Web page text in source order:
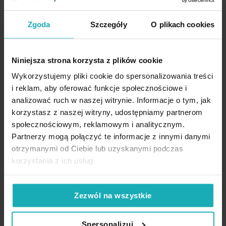
Zgoda Szczegóły O plikach cookies
Niniejsza strona korzysta z plików cookie
Wykorzystujemy pliki cookie do spersonalizowania treści
i reklam, aby oferować funkcje społecznościowe i
analizować ruch w naszej witrynie. Informacje o tym, jak
korzystasz z naszej witryny, udostępniamy partnerom
społecznościowym, reklamowym i analitycznym.
Partnerzy mogą połączyć te informacje z innymi danymi
otrzymanymi od Ciebie lub uzyskanymi podczas
korzystania z ich usług.
Zezwól na wszystkie
Spersonalizuj
Skład:
glinka ceramiczna
Kolekcja:Alisma Limited Collection
do listy życzeń
Collection Eurofirany
18,50 zł
Najniższa cena z 30 dni przed
obniżką:18,50 zł
Cena regularna: 96,00 zł
Dodaj do koszyka Dodaj do listy życzeń
Collection Eurofirany
25,60 zł
Dodaj do koszyka
High-contrast mode